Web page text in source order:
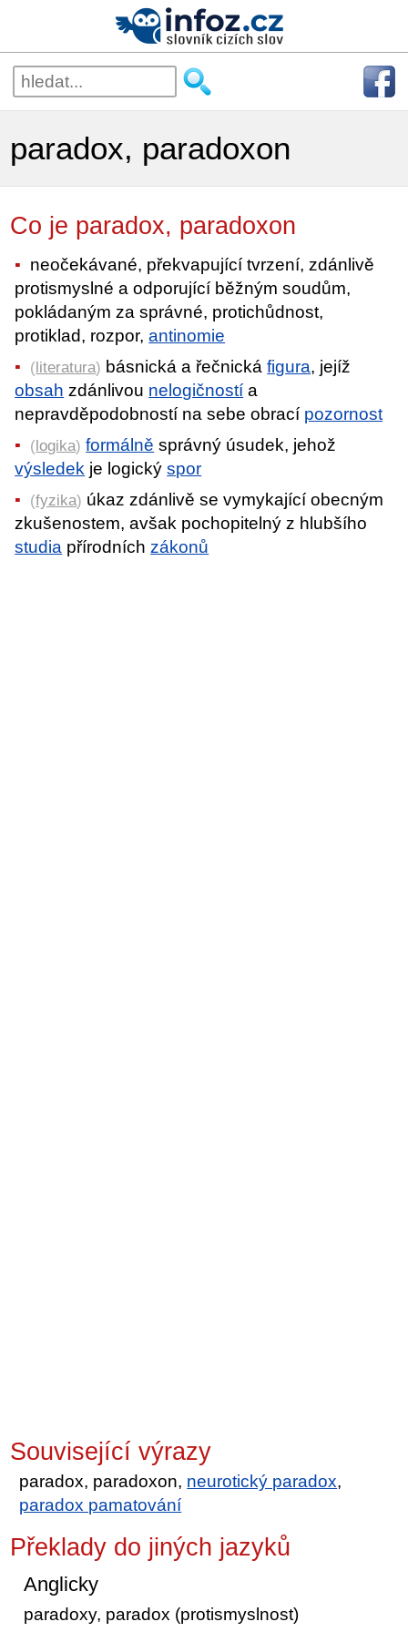
paradox, paradoxon
Co je paradox, paradoxon
neočekávané, překvapující tvrzení, zdánlivě
protismyslné a odporující běžným soudům,
pokládaným za správné, protichůdnost,
protiklad, rozpor,antinomie
(literatura) básnická a řečnickáfigura, jejíž
obsah zdánlivou nelogičností a
nepravděpodobností na sebe obrací pozornost
(logika) formálně správný úsudek, jehož
výsledek je logickýspor
(fyzika) úkaz zdánlivě se vymykající obecným
zkušenostem, avšak pochopitelný z hlubšího
studia přírodníchzákonů
Související výrazy
paradox, paradoxon, neurotický paradox,
paradox pamatování
Překlady do jiných jazyků
Anglicky
paradoxy, paradox (protismyslnost)